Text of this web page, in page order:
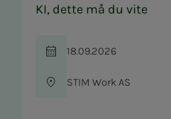
KI, dette må du vite
Tid
18.09.2026
Sted
STIM Work AS